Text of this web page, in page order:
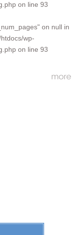
on line 93
on null in
wp-
on line 93